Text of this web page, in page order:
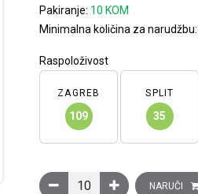
Pakiranje: 10 KOM
Minimalna količina za narudžbu:
Raspoloživost
ZAGREB
109
SPLIT
35
Oznake za redneNARUČI